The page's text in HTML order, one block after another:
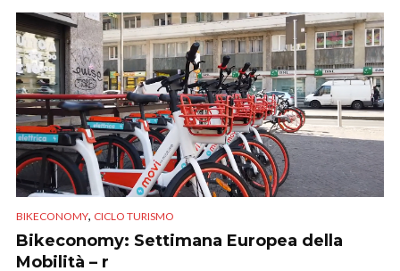
BIKECONOMY, CICLO TURISMO
Bikeconomy: Settimana Europea della
Mobilità – r